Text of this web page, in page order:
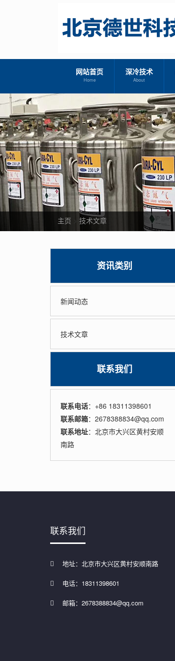
网站首页
Home
深冷技术
About
主页 技术文章
资讯类别
新闻动态
技术文章
联系我们
联系电话：+86 18311398601
联系邮箱：2678388834@qq.com
联系地址：北京市大兴区黄村安顺
南路
联系我们
地址：北京市大兴区黄村安顺南路
电话：18311398601
邮箱：2678388834@qq.com